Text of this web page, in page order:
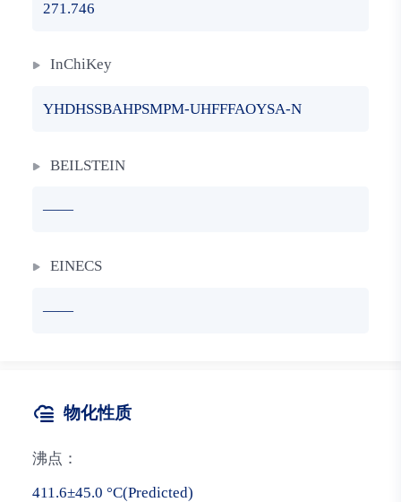
271.746
InChiKey
YHDHSSBAHPSMPM-UHFFFAOYSA-N
BEILSTEIN
——
EINECS
——
物化性质
沸点：
411.6±45.0 °C(Predicted)